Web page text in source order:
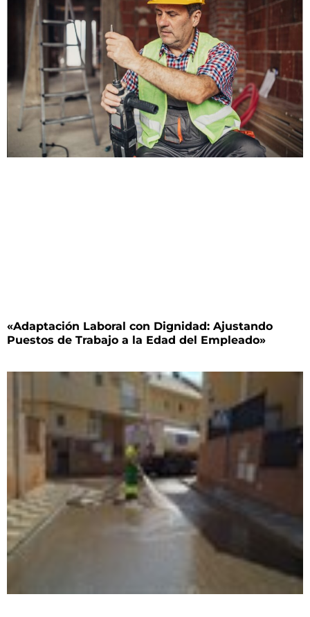
«Adaptación Laboral con Dignidad: Ajustando
Puestos de Trabajo a la Edad del Empleado»